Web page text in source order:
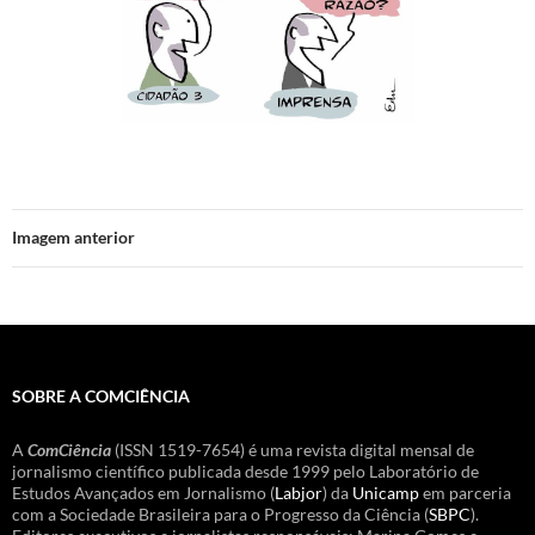
Imagem anterior
SOBRE A COMCIÊNCIA
A ComCiência (ISSN 1519-7654) é uma revista digital mensal de
jornalismo científico publicada desde 1999 pelo Laboratório de
Estudos Avançados em Jornalismo (Labjor) da Unicampem parceria
com a Sociedade Brasileira para o Progresso da Ciência (SBPC).